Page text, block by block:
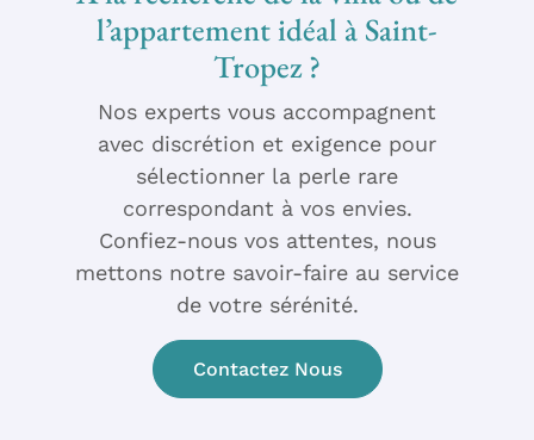
l’appartement idéal à Saint-
Tropez ?
Nos experts vous accompagnent
avec discrétion et exigence pour
sélectionner la perle rare
correspondant à vos envies.
Confiez-nous vos attentes, nous
mettons notre savoir-faire au service
de votre sérénité.
Contactez Nous